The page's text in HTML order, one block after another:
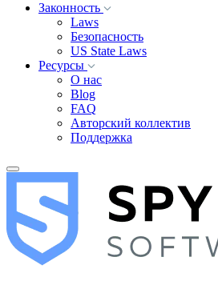
Законность
Laws
Безопасность
US State Laws
Ресурсы
О нас
Blog
FAQ
Авторский коллектив
Поддержка